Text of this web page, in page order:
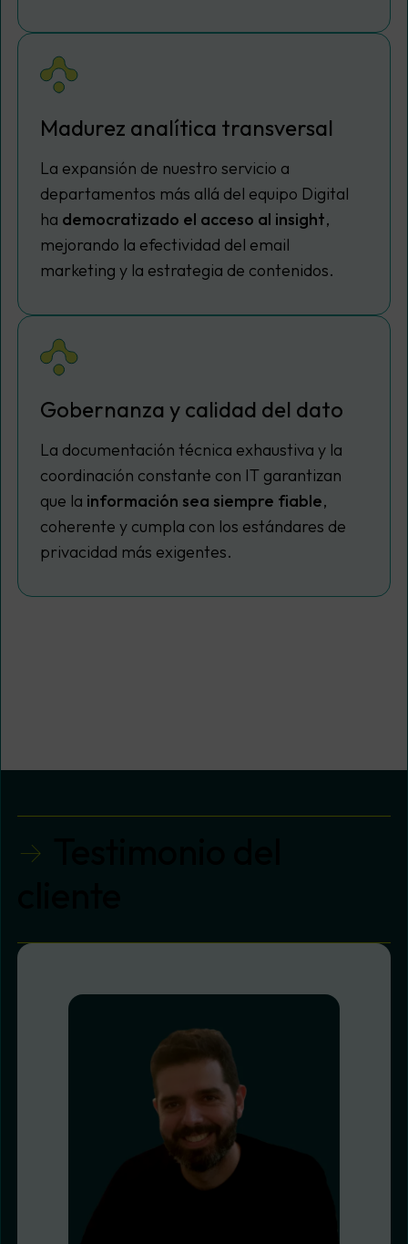
Madurez analítica transversal
La expansión de nuestro servicio a
departamentos más allá del equipo Digital
ha democratizado el acceso al insight,
mejorando la efectividad del email
marketing y la estrategia de contenidos.
Gobernanza y calidad del dato
La documentación técnica exhaustiva y la
coordinación constante con IT garantizan
que la información sea siempre fiable,
coherente y cumpla con los estándares de
privacidad más exigentes.